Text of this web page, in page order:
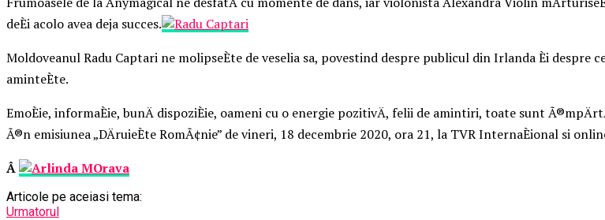
deÈi acolo avea deja succes.
Moldoveanul Radu Captari ne molipseÈte de veselia sa, povestind despre publicul din Irlanda Èi despre
aminteÈte.
EmoÈie, informaÈie, bunÄ dispoziÈie, oameni cu o energie pozitivÄ, felii de amintiri, toate sunt
Ã®n emisiunea „DÄruieÈte RomÃ¢nie” de vineri, 18 decembrie 2020, ora 21, la TVR InternaÈional si
Â
Articole pe aceiasi tema:
Urmatorul